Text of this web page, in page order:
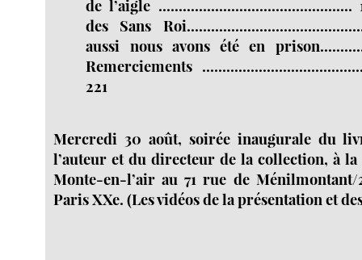
de l’aigle
des Sans
aussi nous avons été en
Remerciements
221
Mercredi 30 août, soirée inaugurale du
l’auteur et du directeur de la collection, à
Monte-en-l’air au 71 rue de
Paris XXe. (Les vidéos de la présentation et